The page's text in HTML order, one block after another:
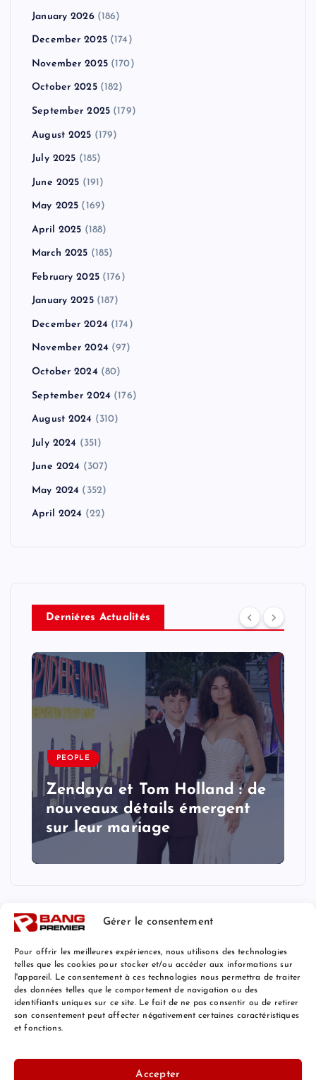
Gérer le consentement
Pour offrir les meilleures expériences, nous utilisons des technologies
telles que les cookies pour stocker et/ou accéder aux informations sur
l'appareil. Le consentement à ces technologies nous permettra de traiter
des données telles que le comportement de navigation ou des
identifiants uniques sur ce site. Le fait de ne pas consentir ou de retirer
son consentement peut affecter négativement certaines caractéristiques
et fonctions.
Accepter
January 2026(186)
December 2025(174)
November 2025(170)
October 2025(182)
September 2025 (179)
August 2025 (179)
July 2025 (185)
June 2025 (191)
May 2025 (169)
April 2025 (188)
March 2025 (185)
February 2025(176)
January 2025(187)
December 2024 (174)
November 2024 (97)
October 2024 (80)
September 2024 (176)
August 2024 (310)
July 2024 (351)
June 2024 (307)
May 2024 (352)
April 2024 (22)
Derniéres Actualités
PEOPLE
Zendaya et Tom Holland : de
nouveaux détails émergent
sur leur mariage
Mentions Légales